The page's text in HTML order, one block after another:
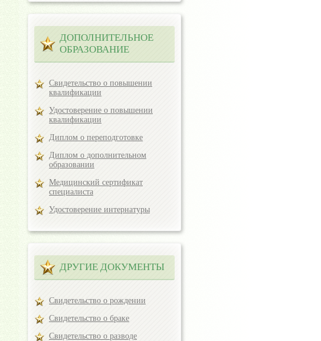
ДОПОЛНИТЕЛЬНОЕ
ОБРАЗОВАНИЕ
Свидетельство о повышении
квалификации
Удостоверение о повышении
квалификации
Диплом о переподготовке
Диплом о дополнительном
образовании
Медицинский сертификат
специалиста
Удостоверение интернатуры
ДРУГИЕ ДОКУМЕНТЫ
Свидетельство о рождении
Свидетельство о браке
Свидетельство о разводе